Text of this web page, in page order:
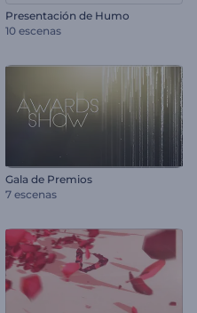
Presentación de Humo
10 escenas
Gala de Premios
7 escenas